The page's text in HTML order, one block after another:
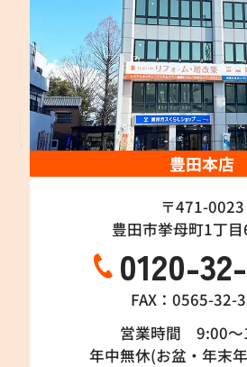
豊田本店
〒471-0023
豊田市挙母町1丁
0120-
FAX：0565-32-
営業時間 9:00～
年中無休(お盆・年末